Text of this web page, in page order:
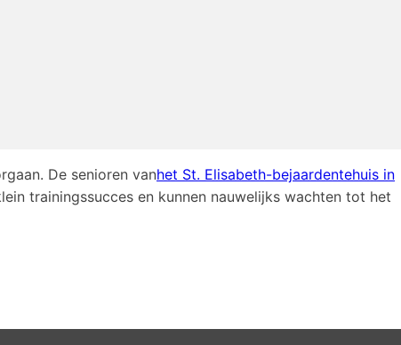
De senioren vanhet St. Elisabeth-bejaardentehuis in
trainingssucces en kunnen nauwelijks wachten tot het